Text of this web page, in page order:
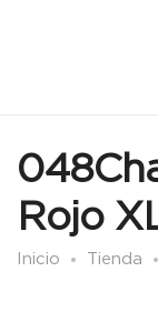
Rojo
Inicio Tienda